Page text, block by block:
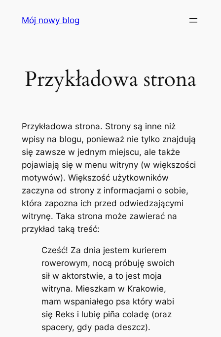
Mój nowy blog
Przykładowa strona
Przykładowa strona. Strony są inne niż
wpisy na blogu, ponieważ nie tylko znajdują
się zawsze w jednym miejscu, ale także
pojawiają się w menu witryny (w większości
motywów). Większość użytkowników
zaczyna od strony z informacjami o sobie,
która zapozna ich przed odwiedzającymi
witrynę. Taka strona może zawierać na
przykład taką treść:
Cześć! Za dnia jestem kurierem
rowerowym, nocą próbuję swoich
sił w aktorstwie, a to jest moja
witryna. Mieszkam w Krakowie,
mam wspaniałego psa który wabi
się Reks i lubię piña coladę (oraz
spacery, gdy pada deszcz).